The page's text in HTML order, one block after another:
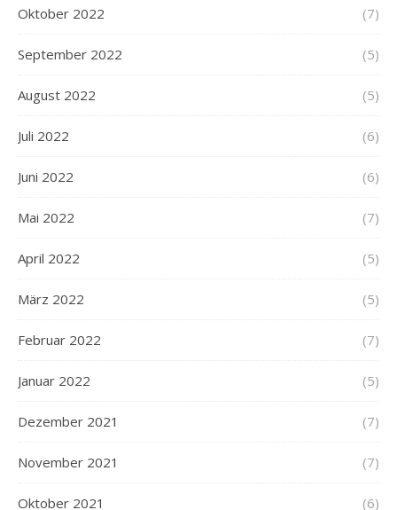
Oktober 2022 (7)
September 2022 (5)
August 2022 (5)
Juli 2022 (6)
Juni 2022 (6)
Mai 2022 (7)
April 2022 (5)
März 2022 (5)
Februar 2022 (7)
Januar 2022 (5)
Dezember 2021 (7)
November 2021 (7)
Oktober 2021 (6)